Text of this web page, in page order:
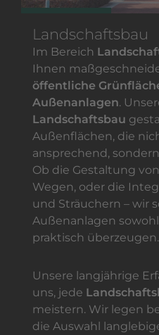
Landschaftsbau
Im Bereich
Ihnen
öffentliche
Außenanlagen.
Landschaftsbau
Außenflächen, die
ansprechend,
Ob die Gestaltung
Wegen, oder die
und Sträuchern – wir
Außenanlagen
praktisch überzeugen.
Unsere langjährige
uns, jede
meistern. Wir legen
die Auswahl